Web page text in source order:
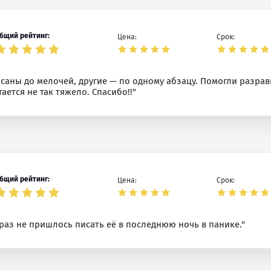
рейтинг: Цена: Срок:
до мелочей, другие — по одному абзацу. Помогли
не так тяжело. Спасибо!!"
рейтинг: Цена: Срок:
не пришлось писать её в последнюю ночь в панике."